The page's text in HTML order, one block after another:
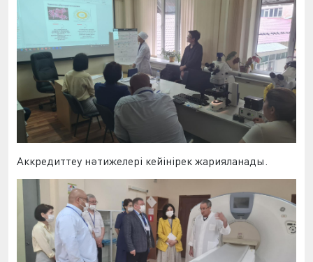
Аккредиттеу нәтижелері кейінірек жарияланады.